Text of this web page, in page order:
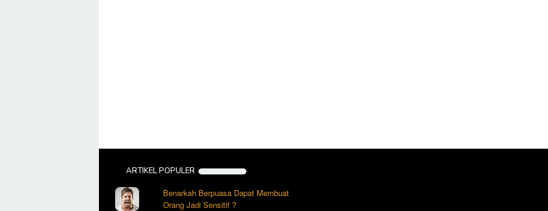
ARTIKEL POPULER
Benarkah Berpuasa Dapat Membuat
Orang Jadi Sensitif ?